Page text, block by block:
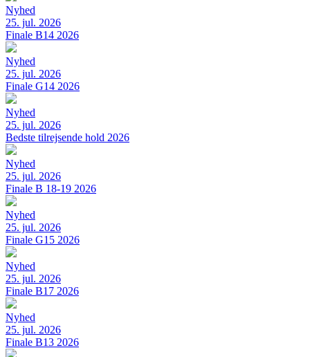
Nyhed
25. jul. 2026
Finale B14 2026
Nyhed
25. jul. 2026
Finale G14 2026
Nyhed
25. jul. 2026
Bedste tilrejsende hold 2026
Nyhed
25. jul. 2026
Finale B 18-19 2026
Nyhed
25. jul. 2026
Finale G15 2026
Nyhed
25. jul. 2026
Finale B17 2026
Nyhed
25. jul. 2026
Finale B13 2026